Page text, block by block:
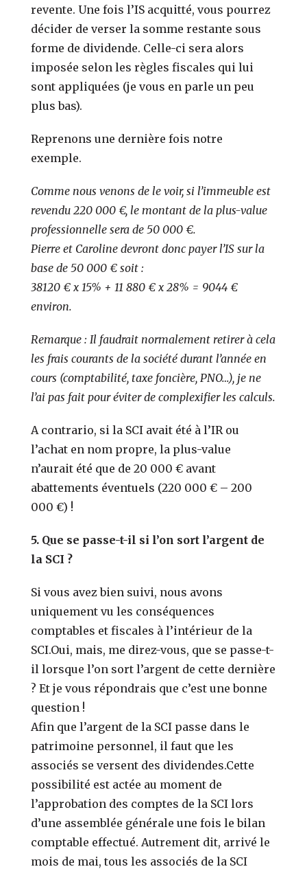
revente. Une fois l’IS acquitté, vous pourrez
décider de verser la somme restante sous
forme de dividende. Celle-ci sera alors
imposée selon les règles fiscales qui lui
sont appliquées (je vous en parle un peu
plus bas).
Reprenons une dernière fois notre
exemple.
Comme nous venons de le voir, si l’immeuble est
revendu 220 000 €, le montant de la plus-value
professionnelle sera de 50 000 €.
Pierre et Caroline devront donc payer l’IS sur la
base de 50 000 € soit :
38120 € x 15% + 11 880 € x 28% = 9044 €
environ.
Remarque : Il faudrait normalement retirer à cela
les frais courants de la société durant l’année en
cours (comptabilité, taxe foncière, PNO…), je ne
l’ai pas fait pour éviter de complexifier les calculs.
A contrario, si la SCI avait été à l’IR ou
l’achat en nom propre, la plus-value
n’aurait été que de 20 000 € avant
abattements éventuels (220 000 € – 200
000 €) !
5. Que se passe-t-il si l’on sort l’argent de
la SCI ?
Si vous avez bien suivi, nous avons
uniquement vu les conséquences
comptables et fiscales à l’intérieur de la
SCI.Oui, mais, me direz-vous, que se passe-t-
il lorsque l’on sort l’argent de cette dernière
?Et je vous répondrais que c’est une bonne
question !
Afin que l’argent de la SCI passe dans le
patrimoine personnel, il faut que les
associés se versent des dividendes.Cette
possibilité est actée au moment de
l’approbation des comptes de la SCI lors
d’une assemblée générale une fois le bilan
comptable effectué. Autrement dit, arrivé le
mois de mai, tous les associés de la SCI